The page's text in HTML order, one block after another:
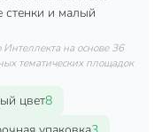
материала,
вкусовые качества
гигиеничностью и
гораздо удобнее, чем
стенки и малый
на основе 36
тематических площадок
цвет8